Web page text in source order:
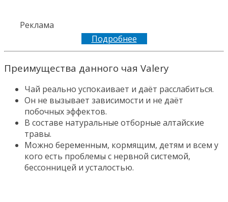
Реклама
Подробнее
Преимущества данного чая Valery
Чай реально успокаивает и даёт расслабиться.
Он не вызывает зависимости и не даёт
побочных эффектов.
В составе натуральные отборные алтайские
травы.
Можно беременным, кормящим, детям и всем у
кого есть проблемы с нервной системой,
бессонницей и усталостью.